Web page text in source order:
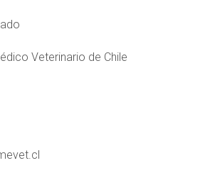
Veterinario de Chile